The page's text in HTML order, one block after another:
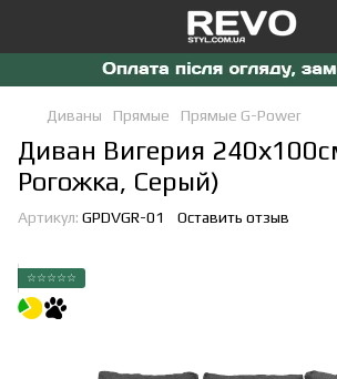
Диваны Прямые Прямые G-Power
Диван Вигерия
Рогожка, Серый)
Артикул: GPDVGR-01 Оставить отзыв
☆☆☆☆☆